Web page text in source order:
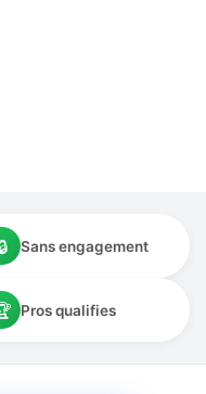
Sans engagement
Pros qualifies